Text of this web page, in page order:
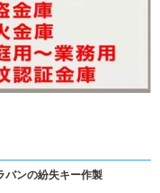
バンの紛失キー作製